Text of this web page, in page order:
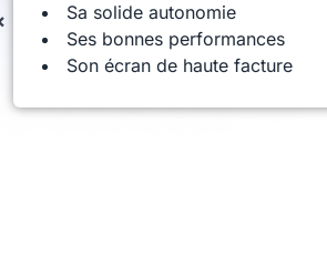
Sa solide autonomie
Ses bonnes performances
Son écran de haute facture